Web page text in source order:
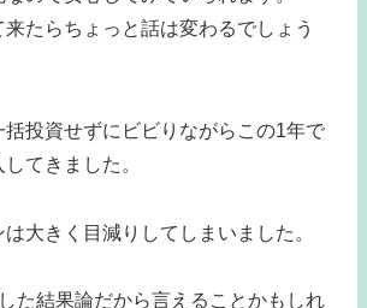
来たらちょっと話は変わるでしょう
括投資せずにビビりながらこの1年で
てきました。
大きく目減りしてしまいました。
た結果論だから言えることかもしれ